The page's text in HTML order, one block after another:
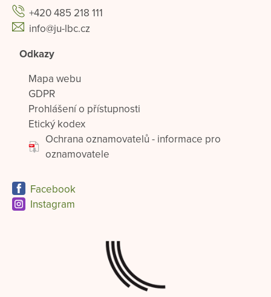
+420 485 218 111
info@ju-lbc.cz
Odkazy
Mapa webu
GDPR
Prohlášení o přístupnosti
Etický kodex
Ochrana oznamovatelů - informace pro
oznamovatele
Facebook
Instagram